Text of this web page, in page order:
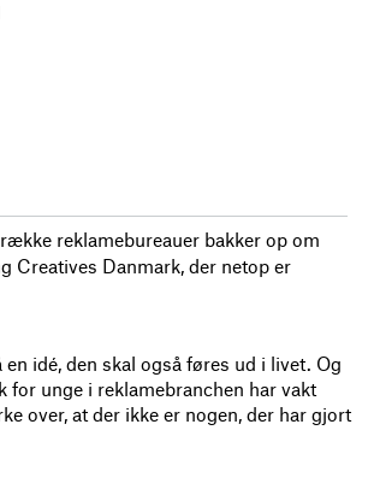
reklamebureauer bakker op om
Creatives Danmark, der netop er
en idé, den skal også føres ud i livet. Og
for unge i reklamebranchen har vakt
over, at der ikke er nogen, der har gjort